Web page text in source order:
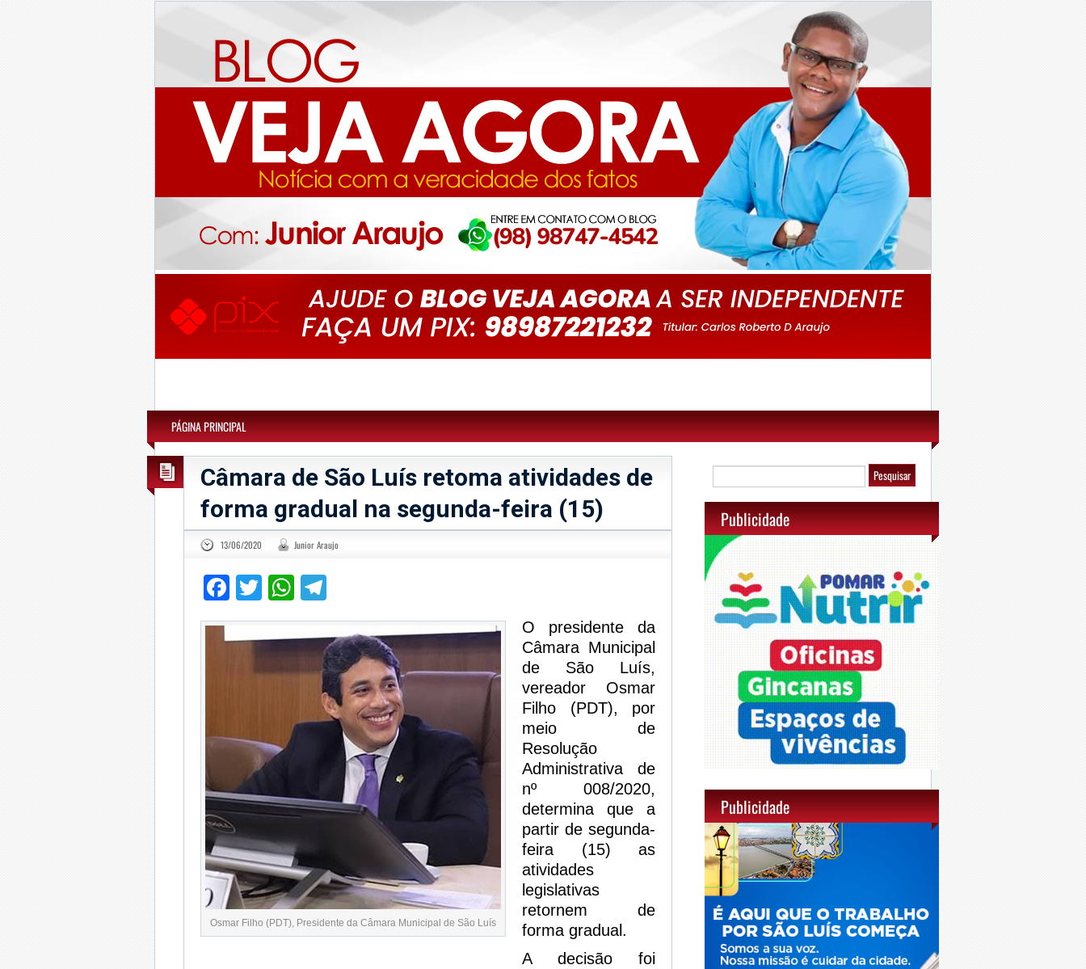
PÁGINA PRINCIPAL
Câmara de São Luís retoma atividades de
forma gradual na segunda-feira (15)
13/06/2020 Junior Araujo
Facebook
TwitterWhatsApp
Osmar Filho (PDT), Presidente da Câmara Municipal de São Luís
O presidente da
Câmara Municipal
de São Luís,
vereador Osmar
Filho (PDT), por
meio de
Resolução
Administrativa de
nº 008/2020,
determina que a
partir de segunda-
feira (15) as
atividades
legislativas
retornem de
forma gradual.
A decisão foi
Publicidade
Publicidade